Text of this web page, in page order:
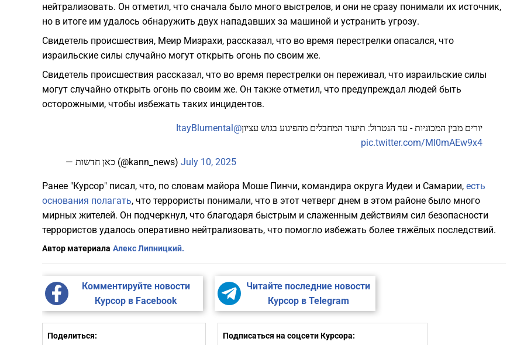
нейтрализовать. Он отметил, что сначала было много выстрелов, и они не сразу понимали их источник,
но в итоге им удалось обнаружить двух нападавших за машиной и устранить угрозу.
Свидетель происшествия, Меир Мизрахи, рассказал, что во время перестрелки опасался, что
израильские силы случайно могут открыть огонь по своим же.
Свидетель происшествия рассказал, что во время перестрелки он переживал, что израильские силы
могут случайно открыть огонь по своим же. Он также отметил, что предупреждал людей быть
осторожными, чтобы избежать таких инцидентов.
יורים מבין המכוניות - עד הנטרול: תיעוד המחבלים מהפיגוע בגוש עציון@ItayBlumental
pic.twitter.com/MI0mAEw9x4
— כאן חדשות (@kann_news) July 10, 2025
Ранее "Курсор" писал, что, по словам майора Моше Пинчи, командира округа Иудеи и Самарии, есть
основания полагать, что террористы понимали, что в этот четверг днем в этом районе было много
мирных жителей. Он подчеркнул, что благодаря быстрым и слаженным действиям сил безопасности
террористов удалось оперативно нейтрализовать, что помогло избежать более тяжёлых последствий.
Автор материала Алекс Липницкий.
Комментируйте новости
Курсор в Facebook
Читайте последние новости
Курсор в Telegram
Поделиться: Подписаться на соцсети Курсора: